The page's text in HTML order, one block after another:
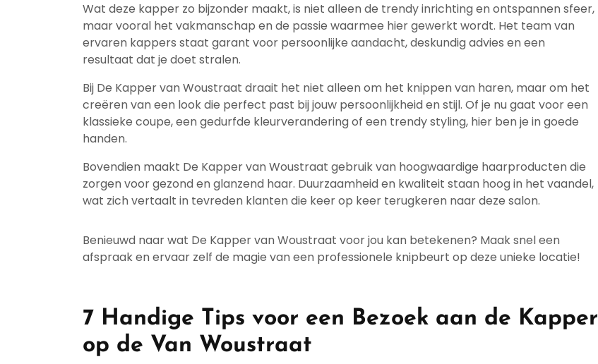
Wat deze kapper zo bijzonder maakt, is niet alleen de trendy inrichting en ontspannen sfeer,
maar vooral het vakmanschap en de passie waarmee hier gewerkt wordt. Het team van
ervaren kappers staat garant voor persoonlijke aandacht, deskundig advies en een
resultaat dat je doet stralen.
Bij De Kapper van Woustraat draait het niet alleen om het knippen van haren, maar om het
creëren van een look die perfect past bij jouw persoonlijkheid en stijl. Of je nu gaat voor een
klassieke coupe, een gedurfde kleurverandering of een trendy styling, hier ben je in goede
handen.
Bovendien maakt De Kapper van Woustraat gebruik van hoogwaardige haarproducten die
zorgen voor gezond en glanzend haar. Duurzaamheid en kwaliteit staan hoog in het vaandel,
wat zich vertaalt in tevreden klanten die keer op keer terugkeren naar deze salon.
Benieuwd naar wat De Kapper van Woustraat voor jou kan betekenen? Maak snel een
afspraak en ervaar zelf de magie van een professionele knipbeurt op deze unieke locatie!
7 Handige Tips voor een Bezoek aan de Kapper
op de Van Woustraat